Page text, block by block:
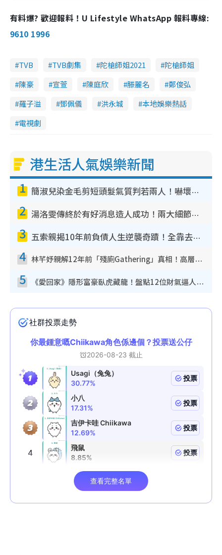
有料爆? 歡迎報料！U Lifestyle WhatsApp 報料專線:
9610 1996
TVB TVB劇集 陀槍師姐2021
陀槍師姐
陳豪
宣萱 陳庭欣 滕麗名
鄭俊弘
羅子溢
鄧佩儀 洪永城
本地娛樂熱話
電視劇
港生活人氣娛樂新聞
1 簡淑兒染金毛剪短頭髮氣質判若兩人！嚇壞老公麥大力都認唔出：「你做咩事？」
2 湯洛雯傳終於有好消息造人成功！兩大細節曝孕味極濃惹猜測：大肚婆先會咁！
3 五索親揭10年前負債人生逆襲奇蹟！全靠去一地方轉運後即遇上馬先生
4 林芊妤親解12年前「殘廁Gathering」真相！高層解約一句話重創尊嚴至今拒返TVB
5 《愛回家》隱形富豪臥虎藏龍！盤點12位財氣逼人的有錢藝人：呢位靚女3億身家唔憂做